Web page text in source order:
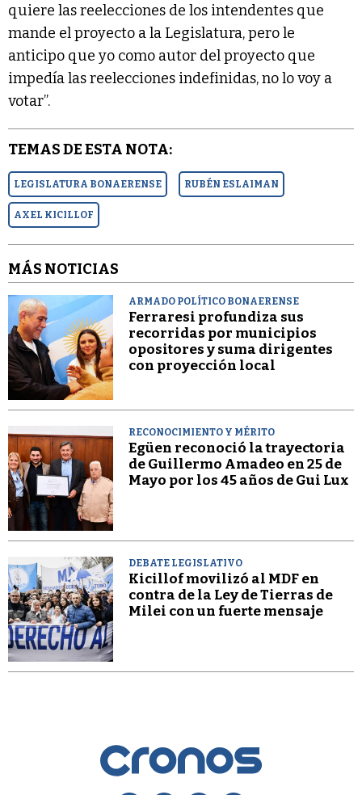
quiere las reelecciones de los intendentes que
mande el proyecto a la Legislatura, pero le
anticipo que yo como autor del proyecto que
impedía las reelecciones indefinidas, no lo voy a
votar”.
TEMAS DE ESTA NOTA:
LEGISLATURA BONAERENSE RUBÉN ESLAIMAN
AXEL KICILLOF
MÁS NOTICIAS
ARMADO POLÍTICO BONAERENSE
Ferraresi profundiza sus
recorridas por municipios
opositores y suma dirigentes
con proyección local
RECONOCIMIENTO Y MÉRITO
Egüen reconoció la trayectoria
de Guillermo Amadeo en 25 de
Mayo por los 45 años de Gui Lux
DEBATE LEGISLATIVO
Kicillof movilizó al MDF en
contra de la Ley de Tierras de
Milei con un fuerte mensaje